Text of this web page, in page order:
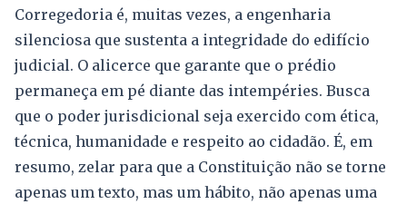
Corregedoria é, muitas vezes, a engenharia
silenciosa que sustenta a integridade do edifício
judicial. O alicerce que garante que o prédio
permaneça em pé diante das intempéries. Busca
que o poder jurisdicional seja exercido com ética,
técnica, humanidade e respeito ao cidadão. É, em
resumo, zelar para que a Constituição não se torne
apenas um texto, mas um hábito, não apenas uma